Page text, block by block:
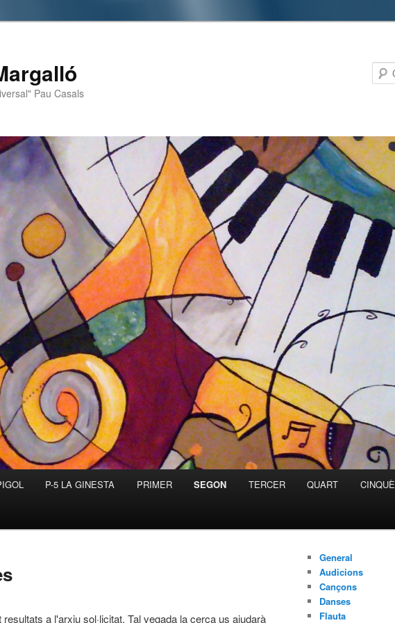
Pau Casals
P-5 LA GINESTA PRIMER SEGON TERCER QUART CINQUÈ
a l'arxiu sol·licitat. Tal vegada la cerca us ajudarà
General
Audicions
Cançons
Danses
Flauta